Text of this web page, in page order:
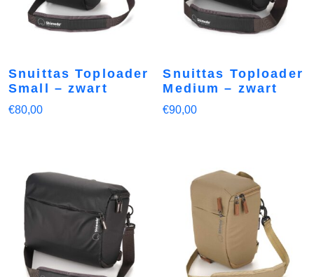
Snuittas Toploader
Small – zwart
€80,00
Snuittas Toploader
Medium – zwart
€90,00